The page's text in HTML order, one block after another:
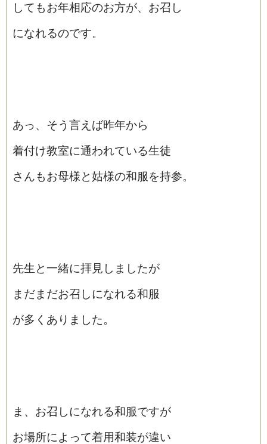
してもお年相応のお方が、お召し
になれるのです。
あっ、そう言えば昨年から
着付け教室に通われている生徒
さんもお母様と姑様の和服を持参。
先生と一緒に拝見しましたが
まだまだお召しになれる和服
が多くありました。
ま、お召しになれる和服ですが
お場所によって着用和装が違い